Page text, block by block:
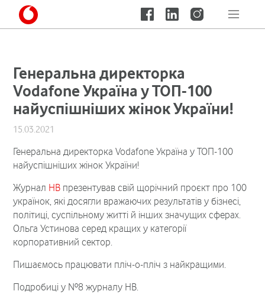
Генеральна директорка
Vodafone Україна у ТОП-100
найуспішніших жінок України!
15.03.2021
Генеральна директорка Vodafone Україна у ТОП-100
найуспішніших жінок України!
Журнал НВ презентував свій щорічний проєкт про 100
українок, які досягли вражаючих результатів у бізнесі,
політиці, суспільному житті й інших значущих сферах.
Ольга Устинова серед кращих у категорії
корпоративний сектор.
Пишаємось працювати пліч-о-пліч з найкращими.
Подробиці у №8 журналу НВ.